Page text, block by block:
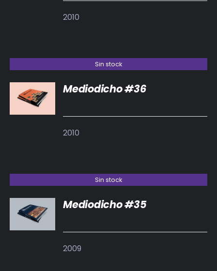
2010
Sin stock
DETALLES
Mediodicho #36
2010
Sin stock
DETALLES
Mediodicho #35
2009